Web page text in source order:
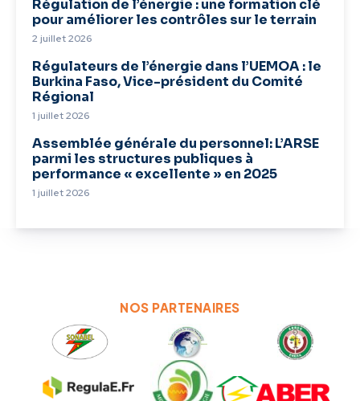
Régulation de l’énergie : une formation clé
pour améliorer les contrôles sur le terrain
2 juillet 2026
Régulateurs de l’énergie dans l’UEMOA : le
Burkina Faso, Vice-président du Comité
Régional
1 juillet 2026
Assemblée générale du personnel: L’ARSE
parmi les structures publiques à
performance « excellente » en 2025
1 juillet 2026
NOS PARTENAIRES